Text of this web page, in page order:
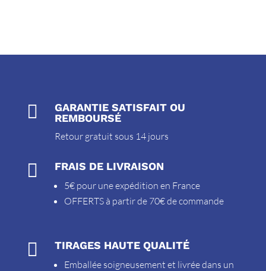

GARANTIE SATISFAIT OU
REMBOURSÉ
Retour gratuit sous 14 jours
 FRAIS DE LIVRAISON
5€ pour une expédition en France
OFFERTS à partir de 70€ de commande
 TIRAGES HAUTE QUALITÉ
Emballée soigneusement et livrée dans un